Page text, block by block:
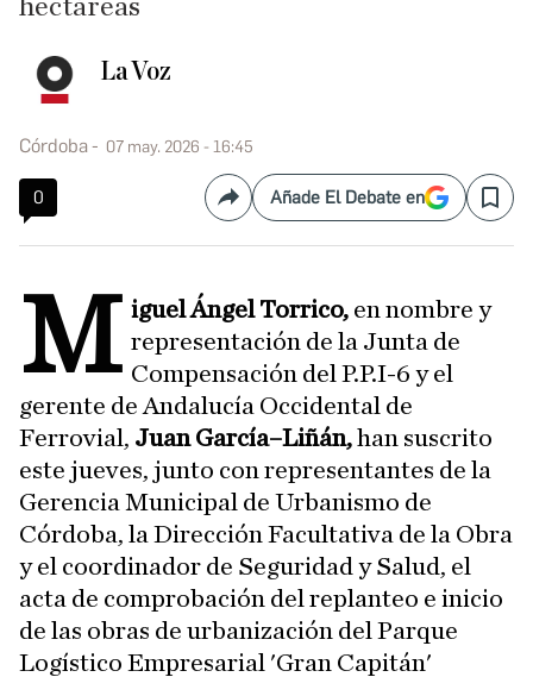
hectáreas
La Voz
Córdoba 07 may. 2026 - 16:45
0 CompartirAñade El Debate en Save
M iguel Ángel Torrico, en nombre y
representación de la Junta de
Compensación del P.P.I-6 y el
gerente de Andalucía Occidental de
Ferrovial, Juan García–Liñán,han suscrito
este jueves, junto con representantes de la
Gerencia Municipal de Urbanismo de
Córdoba, la Dirección Facultativa de la Obra
y el coordinador de Seguridad y Salud, el
acta de comprobación del replanteo e inicio
de las obras de urbanización del Parque
Logístico Empresarial 'Gran Capitán'